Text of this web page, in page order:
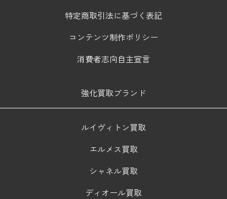
特定商取引法に基づく表記
コンテンツ制作ポリシー
消費者志向自主宣言
強化買取ブランド
ルイヴィトン買取
エルメス買取
シャネル買取
ディオール買取